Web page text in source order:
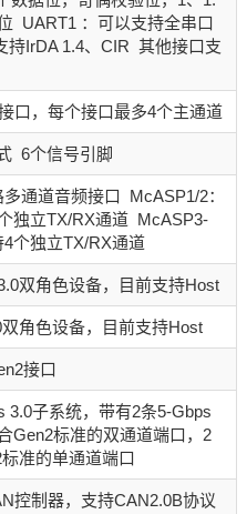
UART1 ：可以支持全串口
持IrDA 1.4、CIR 其他接口支
口，每个接口最多4个主通道
6个信号引脚
通道音频接口 McASP1/2：
独立TX/RX通道 McASP3-
个独立TX/RX通道
双角色设备，目前支持Host
角色设备，目前支持Host
接口
3.0子系统，带有2条5-Gbps
Gen2标准的双通道端口，2
准的单通道端口
控制器，支持CAN2.0B协议